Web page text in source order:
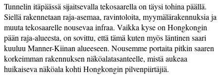
Tunnelin itäpäässä sijaitsevalla tekosaarella on täysi tohina päällä.
Siellä rakennetaan raja-asemaa, ravintoloita, myymälärakennuksia ja
muuta tekosaarelle nousevaa infraa. Vaikka kyse on Hongkongin
pään raja-alueesta, on sovittu, että tämä kuten myös läntinen ­saari
kuuluu Manner-Kiinan alueeseen. Nousemme portaita pitkin saaren
korkeimman rakennuksen näköalatasanteelle, mistä aukeaa
huikaiseva näköala kohti Hongkongin pilvenpiirtäjiä.